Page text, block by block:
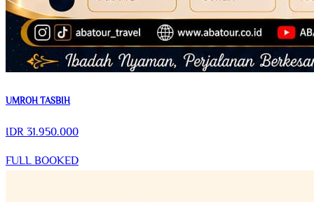
UMROH TASBIH
IDR31.950.000
FULL BOOKED